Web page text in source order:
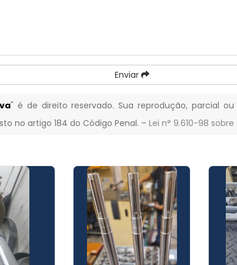
Enviar
" é de direito reservado. Sua reprodução, parcial
no artigo 184 do Código Penal. –Lei n° 9.610-98